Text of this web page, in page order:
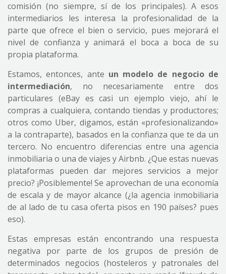
comisión (no siempre, sí de los principales). A esos
intermediarios les interesa la profesionalidad de la
parte que ofrece el bien o servicio, pues mejorará el
nivel de confianza y animará el boca a boca de su
propia plataforma.
Estamos, entonces, ante un modelo de negocio de
intermediación, no necesariamente entre dos
particulares (eBay es casi un ejemplo viejo, ahí le
compras a cualquiera, contando tiendas y productores;
otros como Uber, digamos, están «profesionalizando»
a la contraparte), basados en la confianza que te da un
tercero. No encuentro diferencias entre una agencia
inmobiliaria o una de viajes y Airbnb. ¿Que estas nuevas
plataformas pueden dar mejores servicios a mejor
precio? ¡Posiblemente! Se aprovechan de una economía
de escala y de mayor alcance (¿la agencia inmobiliaria
de al lado de tu casa oferta pisos en 190 países? pues
eso).
Estas empresas están encontrando una respuesta
negativa por parte de los grupos de presión de
determinados negocios (hosteleros y patronales del